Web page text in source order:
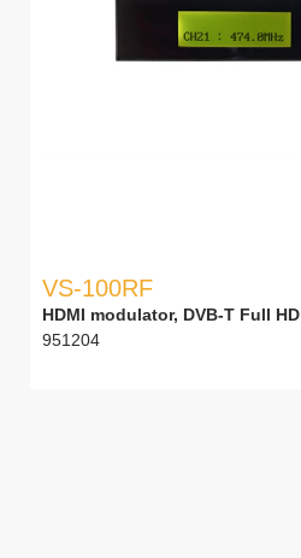
VS-100RF
HDMI modulator, DVB-T Full HD
951204